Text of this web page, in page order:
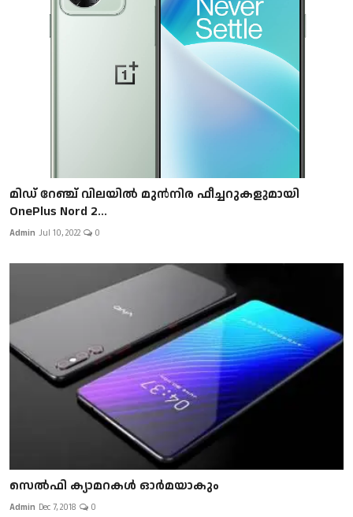
മിഡ് റേഞ്ച് വിലയിൽ മുൻനിര ഫീച്ചറുകളുമായി
OnePlus Nord 2...
Admin Jul 10, 2022 0
സെല്‍ഫി ക്യാമറകള്‍ ഓര്‍മയാകും
Admin Dec 7, 2018 0